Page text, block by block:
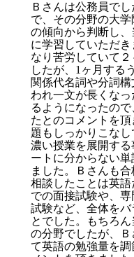
Ｂさんは公務員で
で、その分野の大
の傾向から判断し
に学習していただ
なり苦労していて
したが、1ヶ月する
関係代名詞や分詞
われ一文が長くな
るようになったの
たとのコメントを
題もしっかりこな
濃い授業を展開す
ートに分からない
ました。Ｂさんも
相談したことは英
での面接試験や、
試験など、全体を
とでした。もちろ
の分野でしたが、
て英語の勉強量を